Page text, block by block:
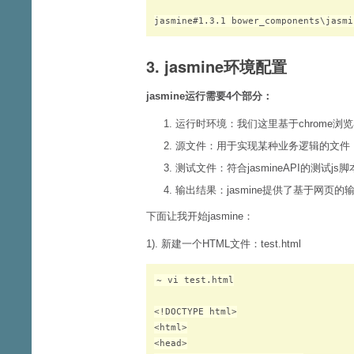
3. jasmine环境配置
jasmine运行需要4个部分：
1. 运行时环境：我们这里基于chrome浏
2. 源文件：用于实现某种业务逻辑的文
3. 测试文件：符合jasmineAPI的测试js脚
4. 输出结果：jasmine提供了基于网页的
下面让我开始jasmine：
1). 新建一个HTML文件：test.html
~ vi test.html
<!DOCTYPE html>
<html>
<head>